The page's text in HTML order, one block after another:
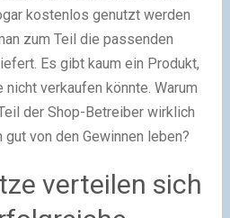
kostenlos genutzt werden
zum Teil die passenden
Es gibt kaum ein Produkt,
verkaufen könnte. Warum
der Shop-Betreiber wirklich
von den Gewinnen leben?
verteilen sich